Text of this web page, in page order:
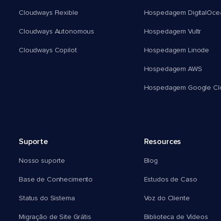
Cloudways Flexible
Cloudways Autonomous
Cloudways Copilot
Hospedagem
Hospedagem Vultr
Hospedagem Linode
Hospedagem AWS
Hospedagem Google
Suporte
Nosso suporte
Base de Conhecimento
Status do Sistema
Migração de Site Grátis
Resources
Blog
Estudos de Caso
Voz do Cliente
Biblioteca de Vídeos